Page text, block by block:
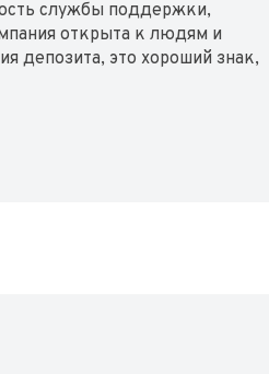
службы поддержки,
открыта к людям и
депозита, это хороший знак,